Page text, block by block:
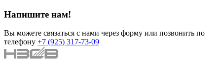
Напишите нам!
Вы можете связаться с нами через форму или позвонить по
телефону +7 (925) 317-73-09